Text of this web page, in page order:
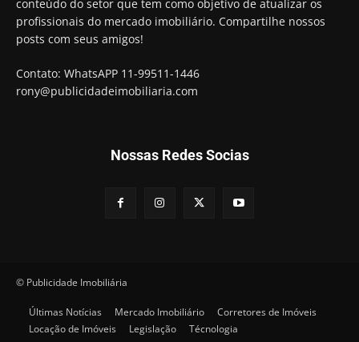
conteúdo do setor que tem como objetivo de atualizar os
profissionais do mercado imobiliário. Compartilhe nossos
posts com seus amigos!
Contato: WhatsAPP 11-99511-1446
rony@publicidadeimobiliaria.com
Nossas Redes Socias
© Publicidade Imobiliária
Últimas Notícias Mercado Imobiliário
Corretores de Imóveis
Locação de Imóveis
Legislação Técnologia